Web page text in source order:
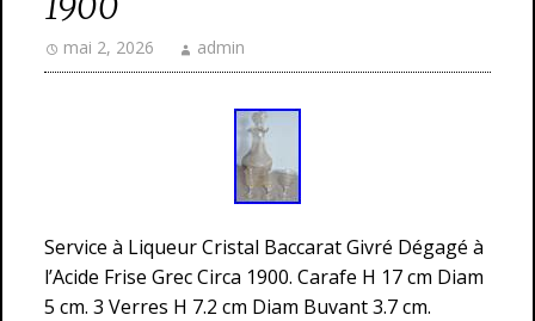
mai 2, 2026 admin
Service à Liqueur Cristal Baccarat Givré Dégagé à
l’Acide Frise Grec Circa 1900. Carafe H 17 cm Diam
5 cm. 3 Verres H 7.2 cm Diam Buvant 3.7 cm.